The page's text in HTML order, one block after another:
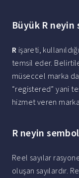
Büyük R neyin
R işareti,
temsil eder.
müseccel marka
“registered” yani
hizmet veren
R neyin
Reel sayılar
oluşan sayılardır.